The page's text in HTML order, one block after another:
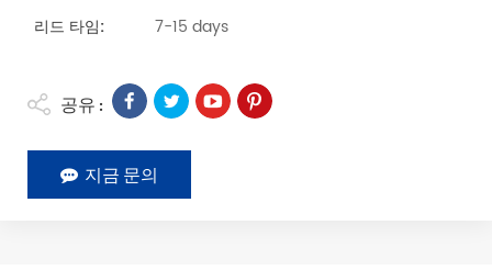
리드 타임: 7-15 days
공유 :
지금 문의